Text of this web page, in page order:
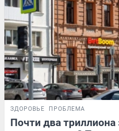
ЗДОРОВЬЕ ПРОБЛЕМА
Почти два триллиона